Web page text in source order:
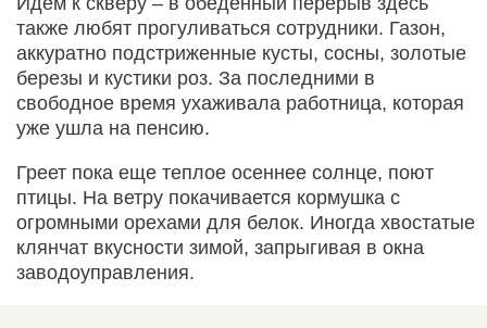
также любят прогуливаться сотрудники. Газон,
аккуратно подстриженные кусты, сосны, золотые
березы и кустики роз. За последними в
свободное время ухаживала работница, которая
уже ушла на пенсию.
Греет пока еще теплое осеннее солнце, поют
птицы. На ветру покачивается кормушка с
огромными орехами для белок. Иногда хвостатые
клянчат вкусности зимой, запрыгивая в окна
заводоуправления.